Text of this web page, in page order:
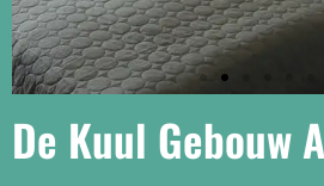
De Kuul Gebouw